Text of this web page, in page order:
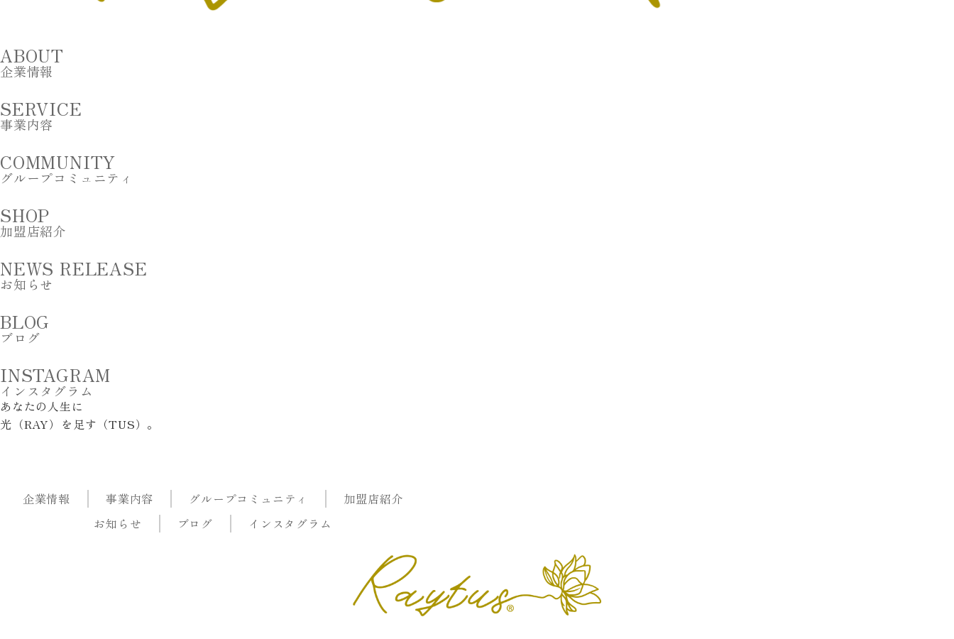
ABOUT
企業情報
SERVICE
事業内容
COMMUNITY
グループコミュニティ
SHOP
加盟店紹介
NEWS RELEASE
お知らせ
BLOG
ブログ
INSTAGRAM
インスタグラム
あ な たの人生に
光 （RAY） を 足す （TUS） 。
企業情報 事業内容 グループコミュニティ
加盟店紹介
お知らせ
ブログ インスタグラム